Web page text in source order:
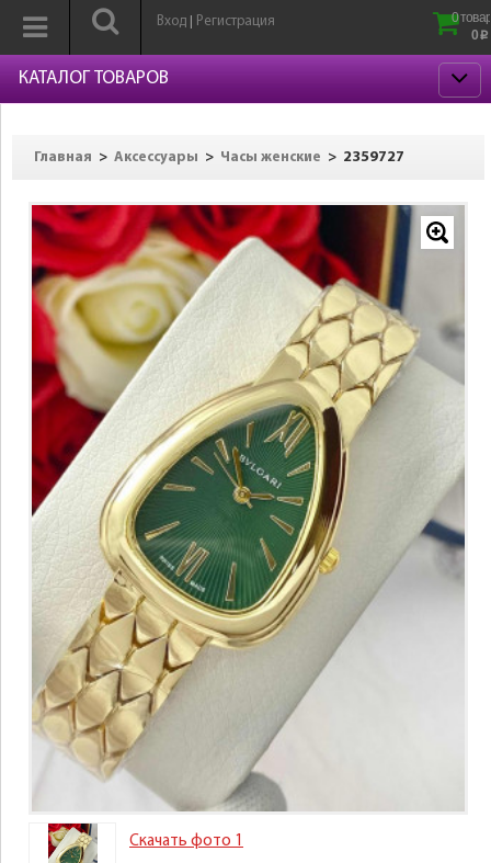
Вход Регистрация
0
0 p
КАТАЛОГ ТОВАРОВ
Главная > Аксессуары > Часы женские > 2359727
Скачать фото 1